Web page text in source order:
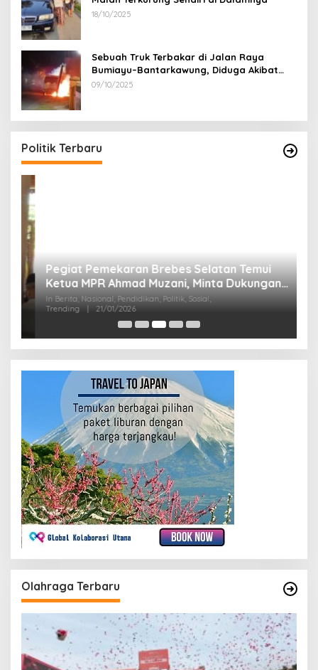
18/10/2025
Sebuah Truk Terbakar di Jalan Raya
Bumiayu–Bantarkawung, Diduga Akibat
Gangguan Kelistrikan
09/10/2025
Politik Terbaru
Pegiat Pemekaran Brebes Selatan Temui
Ketua MPR Ahmad Muzani, Minta Dukungan
Urus Berkas ke Provinsi
In Berita, Nasional, Pendidikan, Politik, Sosial,
Trending
| 21/01/2026
Olahraga Terbaru